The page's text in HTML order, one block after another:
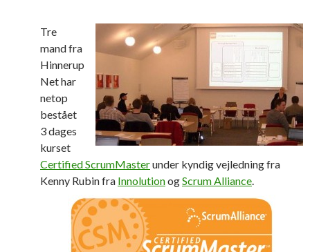
Tre
mand fra
Hinnerup
Net har
netop
bestået
3 dages
kurset
Certified ScrumMasterunder kyndig vejledning fra
Kenny Rubin fra InnolutionogScrum Alliance.